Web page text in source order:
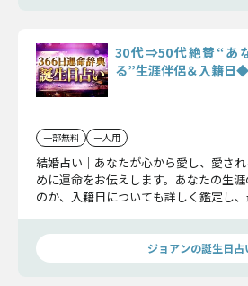
30代⇒50代絶賛“あ
る”生涯伴侶＆入籍日
一部無料 一人用
結婚占い｜あなたが心から愛し、愛さ
めに運命をお伝えします。あなたの生
のか、入籍日についても詳しく鑑定し
ジョアンの誕生日占